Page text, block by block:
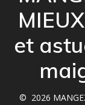
et
© 2026